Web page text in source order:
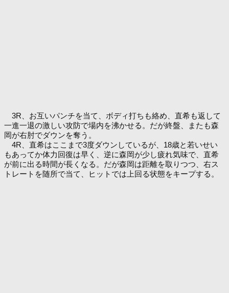
3R、お互いパンチを当て、ボディ打ちも絡め、直希も返して
一進一退の激しい攻防で場内を沸かせる。だが終盤、またも森
岡が右肘でダウンを奪う。
4R、直希はここまで3度ダウンしているが、18歳と若いせい
もあってか体力回復は早く、逆に森岡が少し疲れ気味で、直希
が前に出る時間が長くなる。だが森岡は距離を取りつつ、右ス
トレートを随所で当て、ヒットでは上回る状態をキープする。